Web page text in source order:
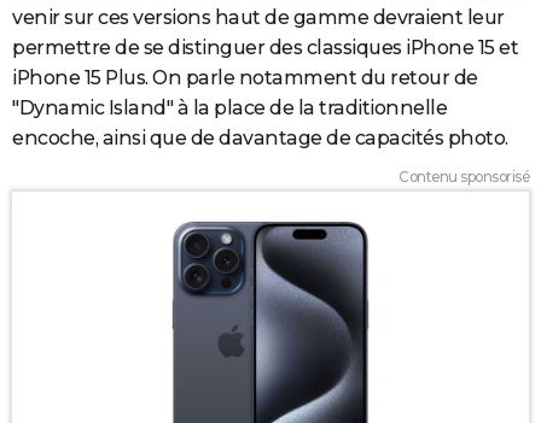
venir sur ces versions haut de gamme devraient leur
permettre de se distinguer des classiques iPhone 15 et
iPhone 15 Plus. On parle notamment du retour de
"Dynamic Island" à la place de la traditionnelle
encoche, ainsi que de davantage de capacités photo.
Contenu sponsorisé